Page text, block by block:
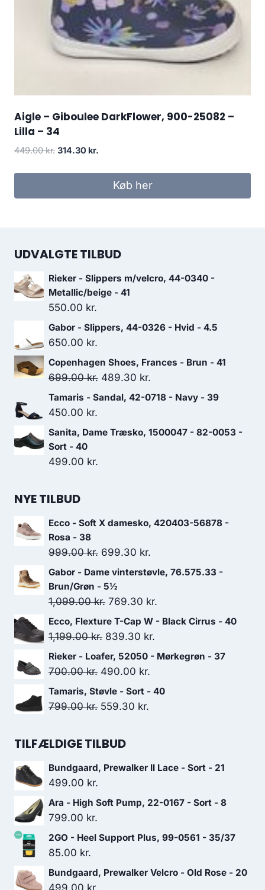
Aigle – Giboulee DarkFlower, 900-25082 –
Lilla – 34
449.00kr. Den
314.30 kr.
Køb her
UDVALGTE TILBUD
Rieker - Slippers m/velcro, 44-0340 -
Metallic/beige - 41
550.00 kr.
Gabor - Slippers, 44-0326 - Hvid - 4.5
650.00 kr.
Copenhagen Shoes, Frances - Brun - 41
699.00kr. Den
oprindelige
699.00 kr..
489.30 kr.
aktuelle
Tamaris - Sandal, 42-0718 - Navy - 39
450.00 kr.
Sanita, Dame Træsko, 1500047 - 82-0053 -
Sort - 40
499.00 kr.
NYE TILBUD
Ecco - Soft X damesko, 420403-56878 -
Rosa - 38
999.00kr. Den
oprindelige
pris
var:
999.00 kr..
699.30 kr.
aktuelle
er:
699.30 kr..
Gabor - Dame vinterstøvle, 76.575.33 -
Brun/Grøn - 5½
1,099.00kr. Den
oprindelige
pris
1,099.00 kr..
769.30 kr.
aktuelle
769.30 kr..
Ecco, Flexture T-Cap W - Black Cirrus - 40
1,199.00kr. Den
oprindelige
pris
1,199.00 kr..
839.30 kr.
aktuelle
Rieker - Loafer, 52050 - Mørkegrøn - 37
700.00kr. Den
oprindelige
pris
490.00 kr.
aktuelle
Tamaris, Støvle - Sort - 40
799.00kr. Den
pris
799.00 kr..
559.30 kr.
559.30 kr..
TILFÆLDIGE TILBUD
Bundgaard, Prewalker II Lace - Sort - 21
499.00 kr.
Ara - High Soft Pump, 22-0167 - Sort - 8
799.00 kr.
2GO - Heel Support Plus, 99-0561 - 35/37
85.00 kr.
Bundgaard, Prewalker Velcro - Old Rose - 20
499.00 kr.